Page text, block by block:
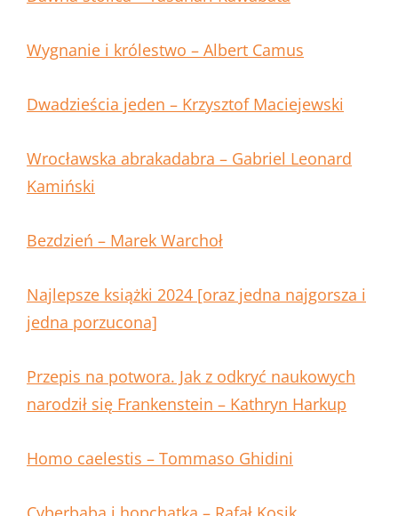
Wygnanie i królestwo – Albert Camus
Dwadzieścia jeden – Krzysztof Maciejewski
Wrocławska abrakadabra – Gabriel Leonard
Kamiński
Bezdzień – Marek Warchoł
Najlepsze książki 2024 [oraz jedna najgorsza i
jedna porzucona]
Przepis na potwora. Jak z odkryć naukowych
narodził się Frankenstein – Kathryn Harkup
Homo caelestis – Tommaso Ghidini